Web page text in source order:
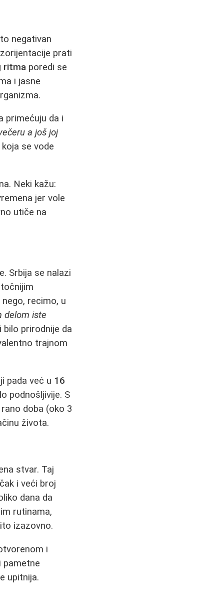
negativan
prati
ritma poredi se
i jasne
primećuju da i
a još joj
se vode
Neki kažu:
jer vole
utiče na
Srbija se nalazi
recimo, u
delom iste
bilo prirodnije da
trajnom
pada već u 16
podnošljivije. S
doba (oko 3
života.
stvar. Taj
i veći broj
dana da
rutinama,
izazovno.
i
pametne
upitnija.